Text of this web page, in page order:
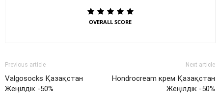
OVERALL SCORE
Previous article
Valgosocks Қазақстан
Жеңілдік -50%
Next article
Hondrocream крем Қазақстан
Жеңілдік -50%